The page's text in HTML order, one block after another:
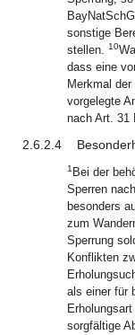
sonstige
stellen. 10
dass eine
Merkmal
vorgelegte
nach Art. 31
2.6.2.4
1 Bei der
Sperren
besonders
zum
Sperrung
Konflikten
als einer für
sorgfältige